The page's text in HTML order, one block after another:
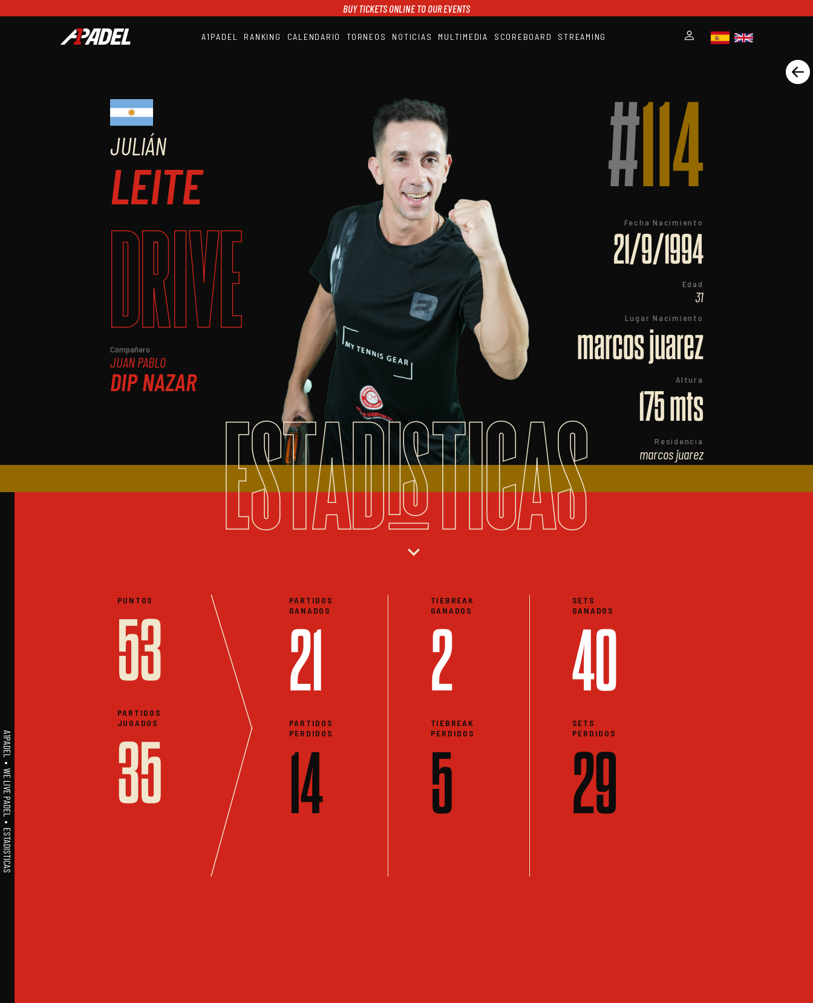
BUY TICKETS ONLINE TO OUR EVENTS
A1PADEL RANKING CALENDARIO TORNEOS NOTICIAS MULTIMEDIA SCOREBOARD STREAMING
NOTICIAS
MULTIMEDIA
SCOREBOARD
STREAMING
JULIÁN
LEITE
DRIVE
Compañero
JUAN PABLO
DIP NAZAR
#114
Fecha Nacimiento
21/9/1994
Edad
31
Lugar Nacimiento
marcos juarez
Altura
175 mts
Residencia
marcos juarez
ESTADISTICAS
A1PADEL • WE LIVE PADEL • ESTADISTICAS
expand_more
PUNTOS
53
PARTIDOS
JUGADOS
35
PARTIDOS
GANADOS
21
PARTIDOS
PERDIDOS
14
TIEBREAK
GANADOS
2
TIEBREAK
PERDIDOS
5
SETS
GANADOS
40
SETS
PERDIDOS
29